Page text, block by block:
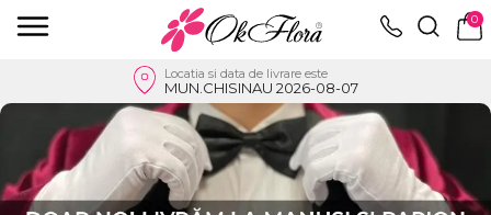
0
Locatia si data de livrare este
MUN.CHISINAU 2026-08-07